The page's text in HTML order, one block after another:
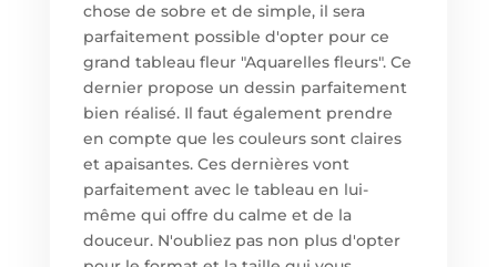
chose de sobre et de simple, il sera
parfaitement possible d'opter pour ce
grand tableau fleur "Aquarelles fleurs". Ce
dernier propose un dessin parfaitement
bien réalisé. Il faut également prendre
en compte que les couleurs sont claires
et apaisantes. Ces dernières vont
parfaitement avec le tableau en lui-
même qui offre du calme et de la
douceur. N'oubliez pas non plus d'opter